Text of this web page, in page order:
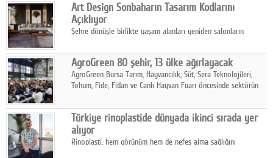
Art Design Sonbaharın Tasarım Kodlarını
Açıklıyor
Şehre dönüşle birlikte yaşam alanları yeniden salonların
sonbaharın tasarım kodlarını açıklıyor.
AgroGreen 80 şehir, 13 ülke ağırlayacak
AgroGreen Bursa Tarım, Hayvancılık, Süt, Sera Teknolojileri,
Tohum, Fide, Fidan ve Canlı Hayvan Fuarı öncesinde sektörün
Türkiye rinoplastide dünyada ikinci sırada yer
alıyor
Rinoplasti, hem görünüm hem de nefes alma sağlığını